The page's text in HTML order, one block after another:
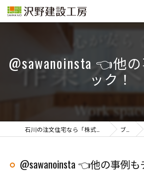
@sawanoinsta 👈他
ック！
ブログ
@sawanoinsta 👈他の事例も